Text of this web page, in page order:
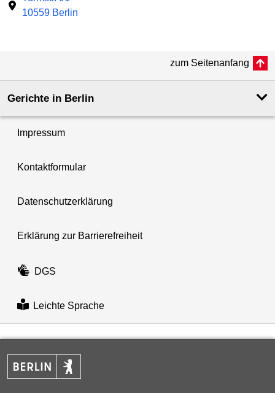
10559 Berlin
zum Seitenanfang
Gerichte in Berlin
Impressum
Kontaktformular
Datenschutzerklärung
Erklärung zur Barrierefreiheit
DGS
Leichte Sprache